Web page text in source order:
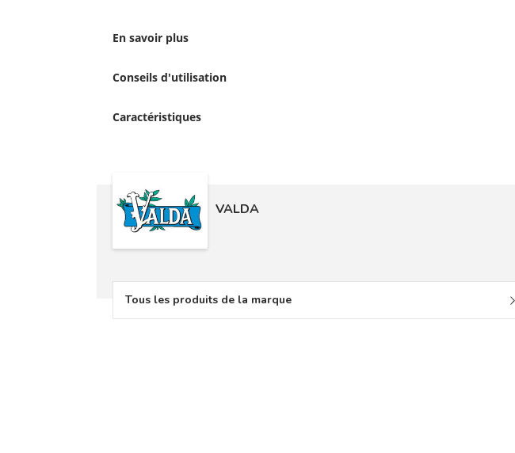
En savoir plus
Conseils d'utilisation
Caractéristiques
VALDA
Tous les produits de la marque